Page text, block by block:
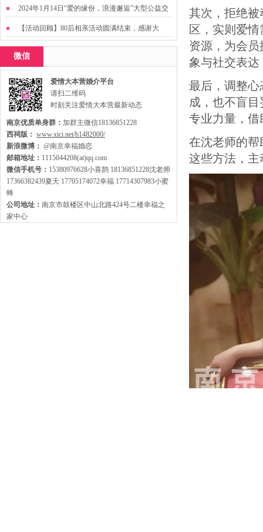
其次，拒绝
区，实则爱
资源，为会
象与社交表
最后，调整
成，也不盲
专业力量，
在沈老师的
这些方法，
友活动
2024年1月14日“爱的缘份，浪漫邂逅”大型公益交
友活动
【活动回顾】80后相亲活动圆满结束，感谢大
家，走出来才有机会扩大缘分哦~
微信
爱情大本营婚介平台
请扫二维码
时刻关注爱情大本营最新动态
南京优质单身群： 加群主微信18136851228
西祠版： www.xici.net/b1482000/
新浪微博： @南京幸福婚恋
邮箱地址： 1115044208(at)qq.com
微信手机号： 15380976628小喜鹊 18136851228沈老师
17366382439夏天 17705174072幸福 17714307983小蜜
蜂
公司地址： 南京市鼓楼区中山北路424号二楼幸福之
家中心